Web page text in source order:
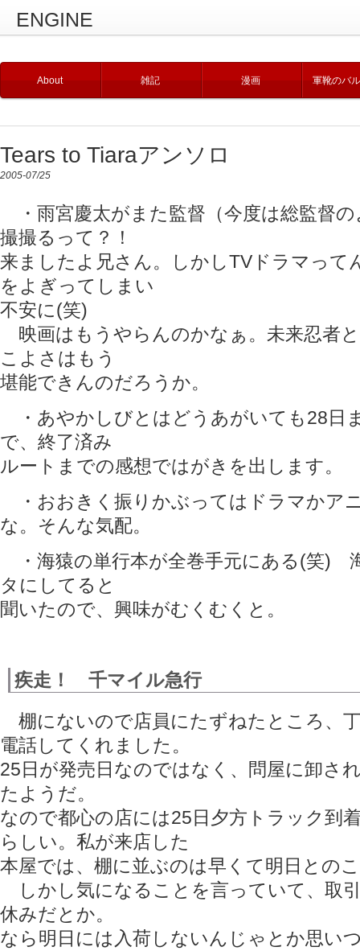
ENGINE
About 雑記 漫画 軍靴のバ
Tears to Tiaraアンソロ
2005-07/25
・雨宮慶太がまた監督（今度は総監督
撮撮るって？！
来ましたよ兄さん。しかしTVドラマって
をよぎってしまい
不安に(笑)
映画はもうやらんのかなぁ。未来忍者
こよさはもう
堪能できんのだろうか。
・あやかしびとはどうあがいても28日
で、終了済み
ルートまでの感想ではがきを出します。
・おおきく振りかぶってはドラマかア
な。そんな気配。
・海猿の単行本が全巻手元にある(笑)
タにしてると
聞いたので、興味がむくむくと。
疾走！ 千マイル急行
棚にないので店員にたずねたところ、
電話してくれました。
25日が発売日なのではなく、問屋に卸さ
たようだ。
なので都心の店には25日夕方トラック到
らしい。私が来店した
本屋では、棚に並ぶのは早くて明日との
しかし気になることを言っていて、取
休みだとか。
なら明日には入荷しないんじゃとか思い